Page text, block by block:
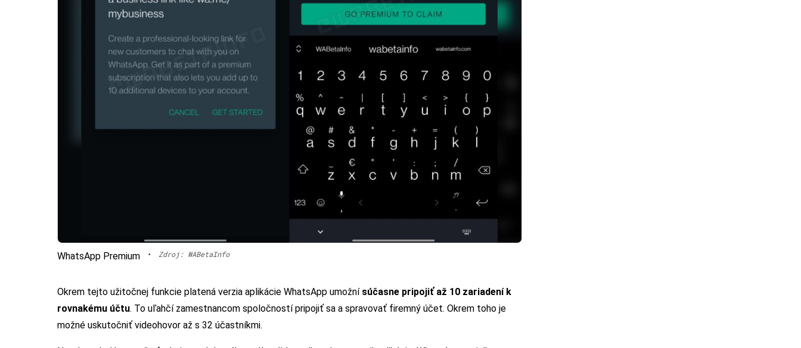
WhatsApp Premium • Zdroj: WABetaInfo
Okrem tejto užitočnej funkcie platená verzia aplikácie WhatsApp umožní súčasne pripojiť až 10 zariadení k
rovnakému účtu. To uľahčí zamestnancom spoločností pripojiť sa a spravovať firemný účet. Okrem toho je
možné uskutočniť videohovor až s 32 účastníkmi.